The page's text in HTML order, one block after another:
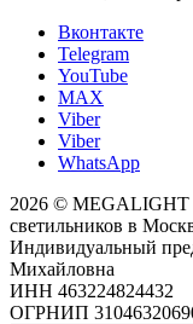
Вконтакте
Telegram
YouTube
MAX
Viber
Viber
WhatsApp
2026 © MEGALIGHT
светильников в
Индивидуальный
Михайловна
ИНН 463224824432
ОГРНИП